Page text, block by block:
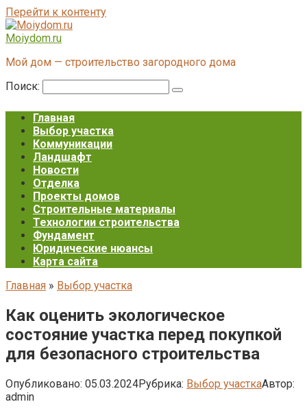
Перейти к контенту
Moiydom.ru
Мой дом — строительство загородного дома
Поиск:
Главная
Выбор участка
Коммуникации
Ландшафт
Новости
Отделка
Проекты домов
Строительные материалы
Технологии строительства
Фундамент
Юридические нюансы
Карта сайта
Главная » Выбор участка
Как оценить экологическое
состояние участка перед покупкой
для безопасного строительства
Опубликовано: 05.03.2024Рубрика: Выбор участкаАвтор:
admin